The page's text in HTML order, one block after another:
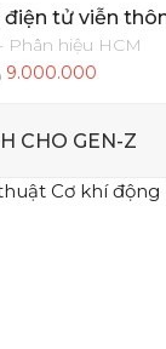
điện tử viễn
Phân hiệu HCM
9.000.000
CHO GEN-Z